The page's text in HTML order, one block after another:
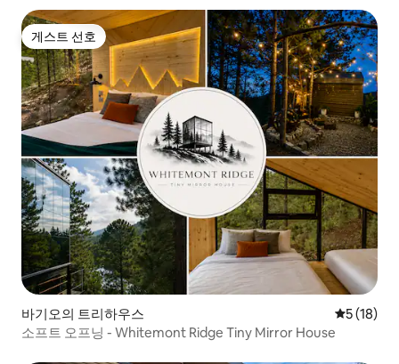
게스트 선호
게스트 선호
바기오의 트리하우스 평점 5점
5 (18)
소프트 오프닝 - Whitemont Ridge Tiny Mirror House